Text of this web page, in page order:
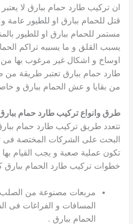
ان تركيب طارد حمام ببارق لا
قتل للحمام ببارق او للطيور عامة و
مستمر للحمام ببارق او للطيور
يسبب القلق و ما يسببه تراكم
اوساخ و اشكال غير مرغوب بها
طارد حمام ببارق تعتبر طريقة
من بقايا و عش الحمام ببارق و
طرق وانواع تركيب طارد حمام
تتعدد طريق تركيب طارد حمام
البحث على الشركات المختصة فى
تكون عملية صعبة و يجب القيام
خطوات تركيب طارد الحمام ببارق
مربعات مصنوعة من الصلب
المسافات و الفراغات فى
الحمام ببارق .